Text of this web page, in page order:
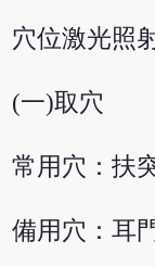
穴位激光照
(一)取穴
常用穴：扶
備用穴：耳